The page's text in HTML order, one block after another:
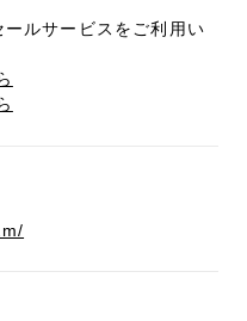
ルサービスをご利用い